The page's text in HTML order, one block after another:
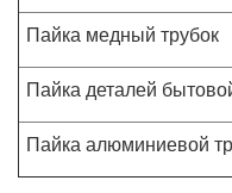
Пайка медный трубок
Пайка деталей
Пайка алюминиевой